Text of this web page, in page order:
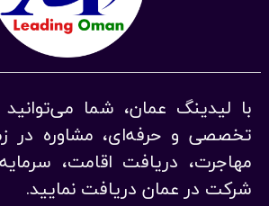
با لیدینگ عمان، شما
تخصصی و حرفه‌ای، مشاوره در
مهاجرت، دریافت اقامت،
شرکت در عمان دریافت نمایید.